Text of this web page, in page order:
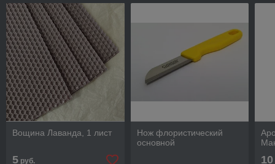
Вощина Лаванда, 1 лист
5 руб.
Нож флористический
основной
10